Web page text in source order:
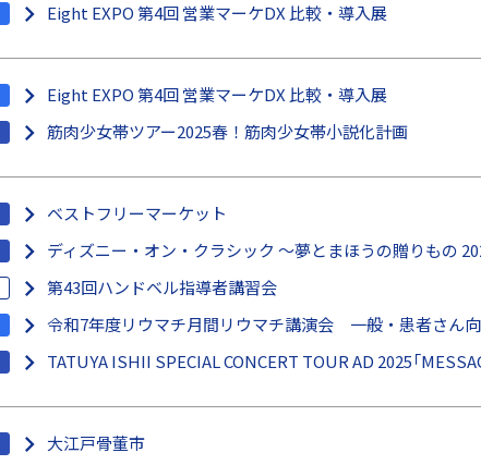
Eight EXPO 第4回 営業マーケDX 比較・導入展
Eight EXPO 第4回 営業マーケDX 比較・導入展
筋肉少女帯ツアー2025春！筋肉少女帯小説化計画
ベストフリーマーケット
ディズニー・オン・クラシック ～夢とまほうの贈りもの
第43回ハンドベル指導者講習会
令和7年度リウマチ月間リウマチ講演会 一般・患者さん
TATUYA ISHII SPECIAL CONCERT TOUR AD 2025「
大江戸骨董市